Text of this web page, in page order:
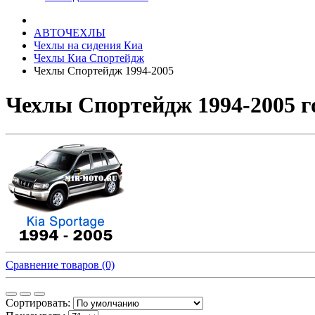
АВТОЧЕХЛЫ
Чехлы на сидения Киа
Чехлы Киа Спортейдж
Чехлы Спортейдж 1994-2005
Чехлы Спортейдж 1994-2005
Сравнение товаров (0)
Сортировать: